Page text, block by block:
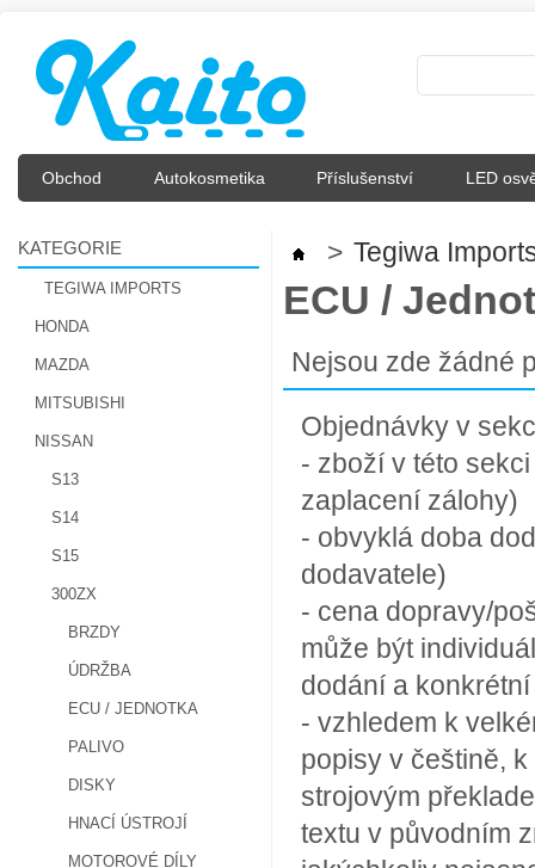
Obchod Autokosmetika Příslušenství LED
KATEGORIE
TEGIWA IMPORTS
HONDA
MAZDA
MITSUBISHI
NISSAN
S13
S14
S15
300ZX
BRZDY
ÚDRŽBA
ECU / JEDNOTKA
PALIVO
DISKY
HNACÍ ÚSTROJÍ
MOTOROVÉ DÍLY
> Tegiwa
ECU /
Nejsou zde žádné
Objednávky v
- zboží v této
zaplacení zálohy)
- obvyklá doba
dodavatele)
- cena dopravy/
může být
dodání a
- vzhledem k
popisy v češtině,
strojovým
textu v původním